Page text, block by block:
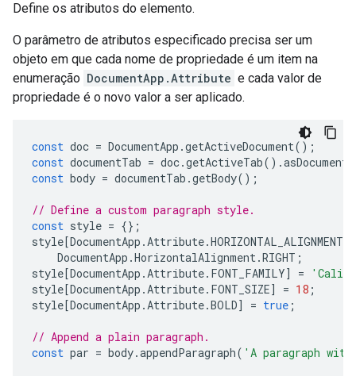
Define os atributos do elemento.
O parâmetro de atributos especificado precisa ser um
objeto em que cada nome de propriedade é um item na
enumeração DocumentApp.Attribute e cada valor de
propriedade é o novo valor a ser aplicado.
const doc = DocumentApp .getActiveDocument();
const documentTab = doc.getActiveTab().
const body = documentTab .getBody();
// Define a custom paragraph style.
const style = {};
style[DocumentApp .Attribute.HORIZONTAL_ALIGNMENT
DocumentApp .HorizontalAlignment.RIGHT ;
style[DocumentApp .Attribute. FONT_FAMILY] =
style[DocumentApp .Attribute. FONT_SIZE] = 18 ;
style[DocumentApp .Attribute.BOLD] = true ;
// Append a plain paragraph.
const par = body.appendParagraph( 'A paragraph